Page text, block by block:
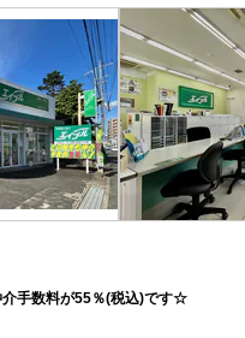
介手数料が55％(税込)です☆